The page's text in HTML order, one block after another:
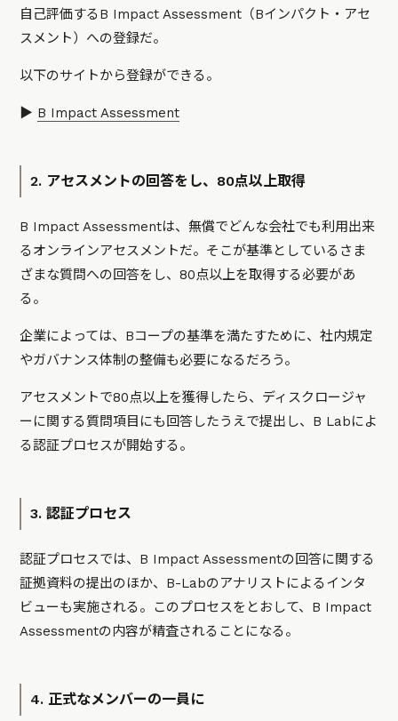
自己評価するB Impact Assessment（Bインパクト・アセ
スメント）への登録だ。
以下のサイトから登録ができる。
▶️ B Impact Assessment
2. アセスメントの回答をし、80点以上取得
B Impact Assessmentは、無償でどんな会社でも利用出来
るオンラインアセスメントだ。そこが基準としているさま
ざまな質問への回答をし、80点以上を取得する必要があ
る。
企業によっては、Bコープの基準を満たすために、社内規定
やガバナンス体制の整備も必要になるだろう。
アセスメントで80点以上を獲得したら、ディスクロージャ
ーに関する質問項目にも回答したうえで提出し、B Labによ
る認証プロセスが開始する。
3. 認証プロセス
認証プロセスでは、B Impact Assessmentの回答に関する
証拠資料の提出のほか、B-Labのアナリストによるインタ
ビューも実施される。このプロセスをとおして、B Impact
Assessmentの内容が精査されることになる。
4. 正式なメンバーの一員に